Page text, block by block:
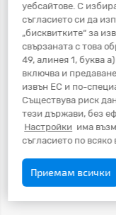
уебсайтове. С
съгласието си да
„бисквитките“ за
свързаната с това
49, алинея 1, буква
включва и
извън ЕС и по-
Съществува риск
тези държави, без
Настройки има
съгласието по всяко
Приемам всички